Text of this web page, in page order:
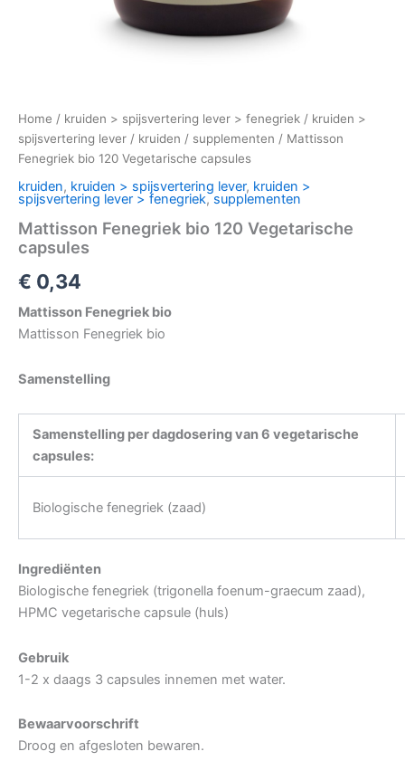
Home / kruiden > spijsvertering lever > fenegriek / kruiden >
spijsvertering lever / kruiden / supplementen / Mattisson
Fenegriek bio 120 Vegetarische capsules
kruiden, kruiden > spijsvertering lever, kruiden >
spijsvertering lever > fenegriek, supplementen
Mattisson Fenegriek bio 120 Vegetarische
capsules
€ 0,34
Mattisson Fenegriek bio
Mattisson Fenegriek bio
Samenstelling
Samenstelling per dagdosering van 6 vegetarische
capsules:
Biologische fenegriek (zaad)
Ingrediënten
Biologische fenegriek (trigonella foenum-graecum zaad),
HPMC vegetarische capsule (huls)
Gebruik
1-2 x daags 3 capsules innemen met water.
Bewaarvoorschrift
Droog en afgesloten bewaren.